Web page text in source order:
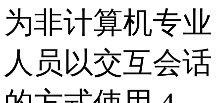
为非计算机专业
人员以交互会话